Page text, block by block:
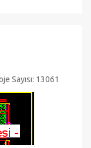
Sayısı: 13061